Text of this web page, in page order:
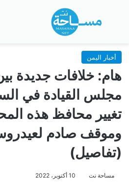
بحث عن
أخبار اليمن
هام: خلافات جديدة
مجلس القيادة في
تغيير محافظ هذه
وموقف صادم
(تفاصيل)
مساحة نت 10 أكتوبر، 2022